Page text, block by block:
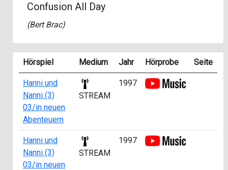
Confusion All Day
(Bert Brac)
Hörspiel Medium Jahr Hörprobe Seite
Hanni und
Nanni (3)
03/in neuen
Abenteuern
STREAM
1997
Hanni und
Nanni (3)
03/in neuen
STREAM
1997